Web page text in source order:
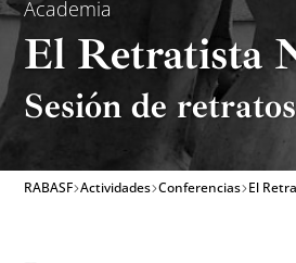
Academia
El Retratista
Sesión de
RABASF Actividades Conferencias El